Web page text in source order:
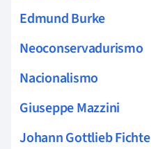
Edmund Burke
Neoconservadurismo
Nacionalismo
Giuseppe Mazzini
Johann Gottlieb Fichte